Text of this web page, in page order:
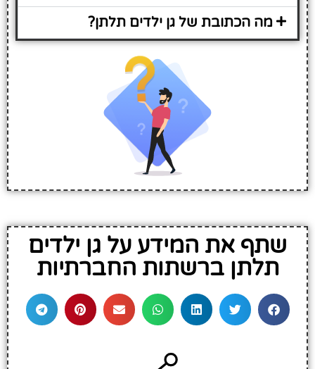
מה הכתובת של גן ילדים תלתן?
שתף את המידע על גן ילדים
תלתן ברשתות החברתיות